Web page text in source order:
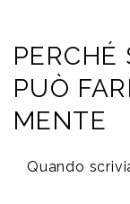
PERCHÉ
PUÒ
MENTE
Quando